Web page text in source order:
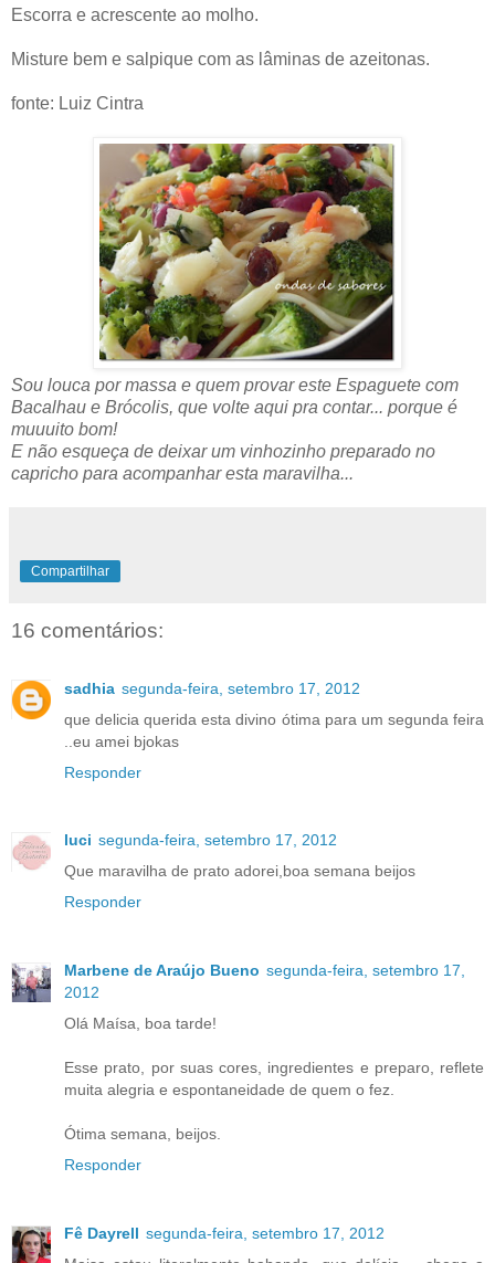
Escorra e acrescente ao molho.
Misture bem e salpique com as lâminas de azeitonas.
fonte: Luiz Cintra
Sou louca por massa e quem provar este Espaguete com
Bacalhau e Brócolis, que volte aqui pra contar... porque é
muuuito bom!
E não esqueça de deixar um vinhozinho preparado no
capricho para acompanhar esta maravilha...
Compartilhar
16 comentários:
sadhia segunda-feira, setembro 17, 2012
que delicia querida esta divino ótima para um segunda feira
..eu amei bjokas
Responder
luci segunda-feira, setembro 17, 2012
Que maravilha de prato adorei,boa semana beijos
Responder
Marbene de Araújo Bueno segunda-feira, setembro 17,
2012
Olá Maísa, boa tarde!
Esse prato, por suas cores, ingredientes e preparo, reflete
muita alegria e espontaneidade de quem o fez.
Ótima semana, beijos.
Responder
Fê Dayrell segunda-feira, setembro 17, 2012